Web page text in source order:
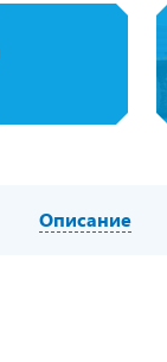
Описание